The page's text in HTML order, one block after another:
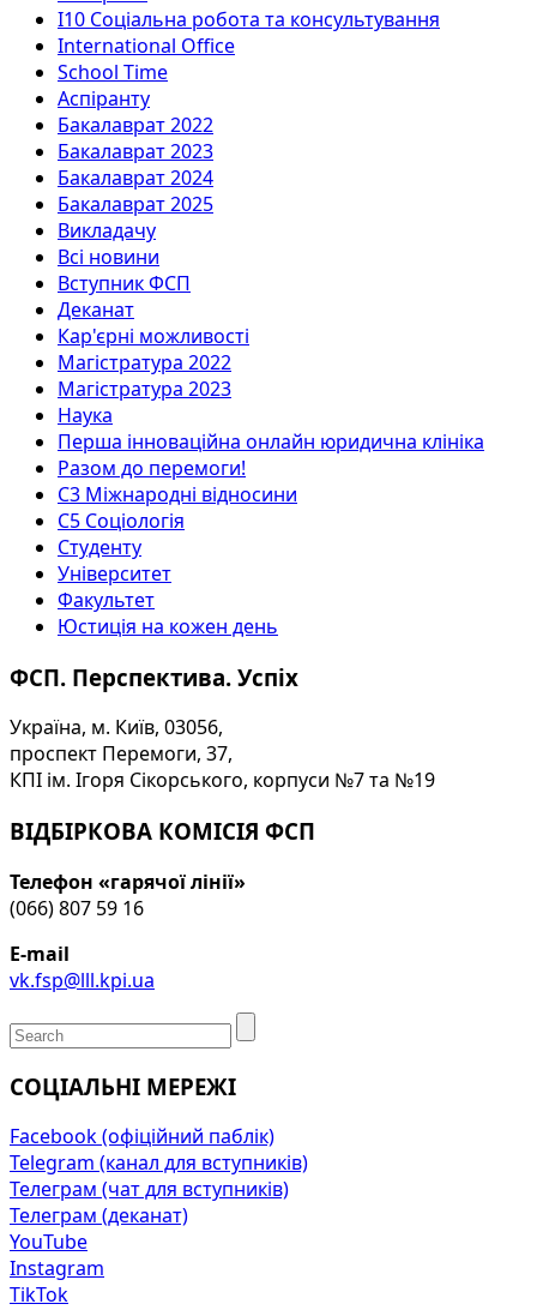
I10 Соціальна робота та консультування
International Office
School Time
Аспіранту
Бакалаврат 2022
Бакалаврат 2023
Бакалаврат 2024
Бакалаврат 2025
Викладачу
Всі новини
Вступник ФСП
Деканат
Кар'єрні можливості
Магістратура 2022
Магістратура 2023
Наука
Перша інноваційна онлайн юридична клініка
Разом до перемоги!
С3 Міжнародні відносини
С5 Соціологія
Студенту
Університет
Факультет
Юстиція на кожен день
ФСП. Перспектива. Успіх
Україна, м. Київ, 03056,
проспект Перемоги, 37,
КПІ ім. Ігоря Сікорського, корпуси №7 та №19
ВІДБІРКОВА КОМІСІЯ ФСП
Телефон «гарячої лінії»
(066) 807 59 16
E-mail
vk.fsp@lll.kpi.ua
СОЦІАЛЬНІ МЕРЕЖІ
Facebook (офіційний паблік)
Telegram (канал для вступників)
Телеграм (чат для вступників)
Телеграм (деканат)
YouTube
Instagram
TikTok